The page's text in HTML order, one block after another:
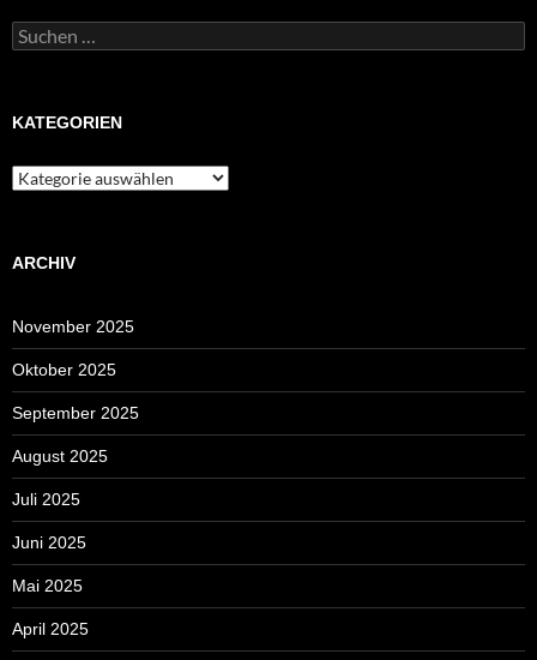
Suchen
nach:
KATEGORIEN
Kategorien
ARCHIV
November 2025
Oktober 2025
September 2025
August 2025
Juli 2025
Juni 2025
Mai 2025
April 2025